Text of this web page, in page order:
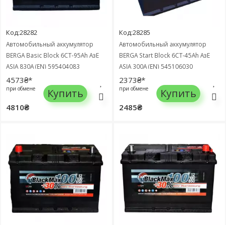
Код:28282
Автомобильный аккумулятор
BERGA Basic Block 6СТ-95Ah АзЕ
ASIA 830A (EN) 595404083
4573₴*
при обмене
4810₴
Купить
Код:28285
Автомобильный аккумулятор
BERGA Start Block 6СТ-45Ah АзЕ
ASIA 300A (EN) 545106030
2373₴*
при обмене
2485₴
Купить